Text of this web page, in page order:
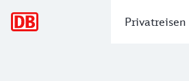
Privatreisen